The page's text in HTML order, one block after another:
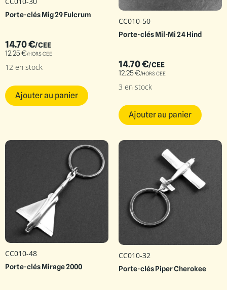
Porte-clés Mig 29 Fulcrum
14.70€/CEE
12.25€/HORS CEE
12 en stock
Ajouter au panier
CC010-50
Porte-clés Mil-Mi 24 Hind
14.70€/CEE
12.25€/HORS CEE
3 en stock
Ajouter au panier
CC010-48
Porte-clés Mirage 2000
CC010-32
Porte-clés Piper Cherokee